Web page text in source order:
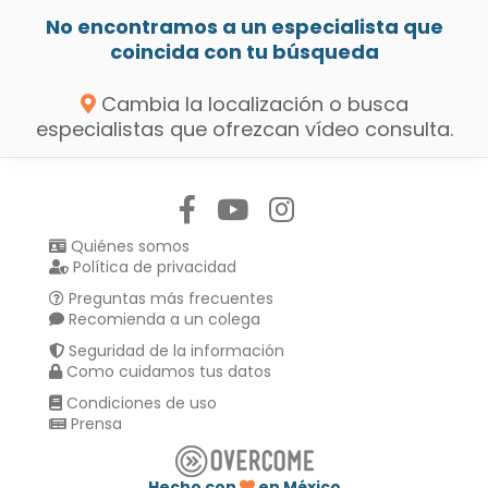
No encontramos a un especialista que
coincida con tu búsqueda
Cambia la localización o busca
especialistas que ofrezcan vídeo consulta.
Quiénes somos
Política de privacidad
Preguntas más frecuentes
Recomienda a un colega
Seguridad de la información
Como cuidamos tus datos
Condiciones de uso
Prensa